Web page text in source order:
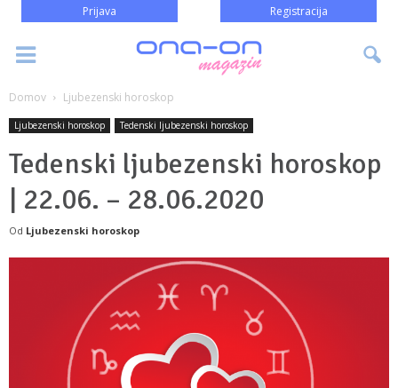
Prijava Registracija
Domov Ljubezenski horoskop
Ljubezenski horoskop Tedenski ljubezenski horoskop
Tedenski ljubezenski horoskop
| 22.06. – 28.06.2020
Od Ljubezenski horoskop